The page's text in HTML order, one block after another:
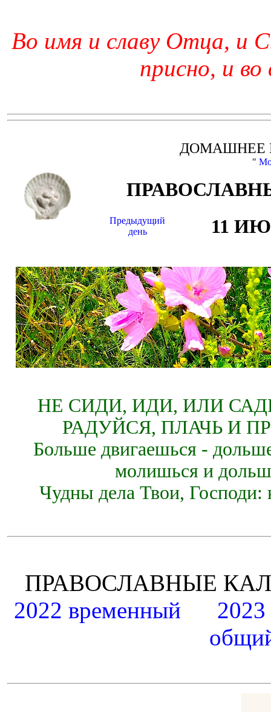
Во имя и славу Отца, и
присно, и во
ДОМАШНЕЕ
"
Предыдущий
день
11
НЕ СИДИ, ИДИ, ИЛИ
РАДУЙСЯ, ПЛАЧЬ И
Больше двигаешься -
молишься и
Чудны дела Твои, Господи:
ПРАВОСЛАВНЫЕ
2022 временный